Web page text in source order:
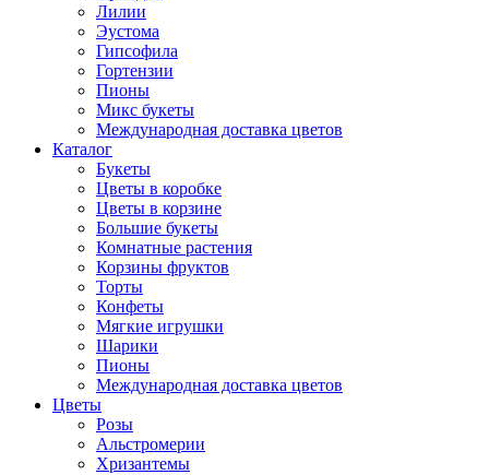
Лилии
Эустома
Гипсофила
Гортензии
Пионы
Микс букеты
Международная доставка цветов
Каталог
Букеты
Цветы в коробке
Цветы в корзине
Большие букеты
Комнатные растения
Корзины фруктов
Торты
Конфеты
Мягкие игрушки
Шарики
Пионы
Международная доставка цветов
Цветы
Розы
Альстромерии
Хризантемы